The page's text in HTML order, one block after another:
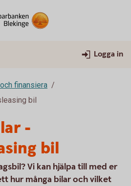
Logga in
finansiera
bil
-
bil
Vi kan hjälpa till med er
hur många bilar och vilket